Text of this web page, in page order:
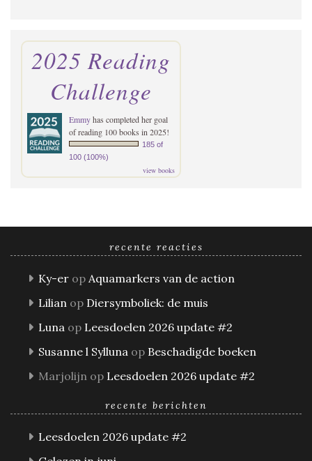
2025 Reading
Challenge
Emmyhas completed her goal
of reading 100 books in 2025!
185 of
100 (100%)
view books
recente reacties
Ky-er op Aquamarkers van de action
Lilian op Diersymboliek: de muis
Luna op Leesdoelen 2026 update #2
Susanne l Sylluna op Beschadigde boeken
Marjolijn op Leesdoelen 2026 update #2
recente berichten
Leesdoelen 2026 update #2